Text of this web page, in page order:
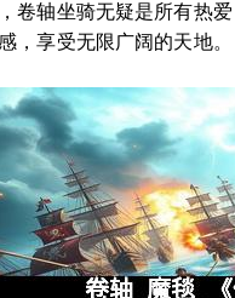
卷轴坐骑无疑是所有热
，享受无限广阔的天地。